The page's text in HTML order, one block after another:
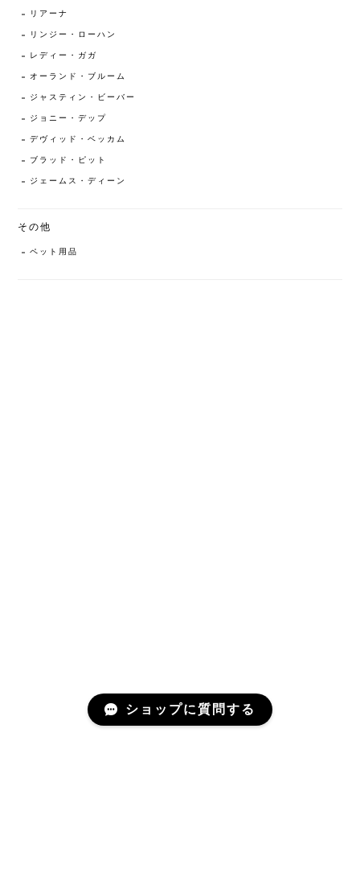
リアーナ
リンジー・ローハン
レディー・ガガ
オーランド・ブルーム
ジャスティン・ビーバー
ジョニー・デップ
デヴィッド・ベッカム
ブラッド・ピット
ジェームス・ディーン
その他
ペット用品
ショップに質問する